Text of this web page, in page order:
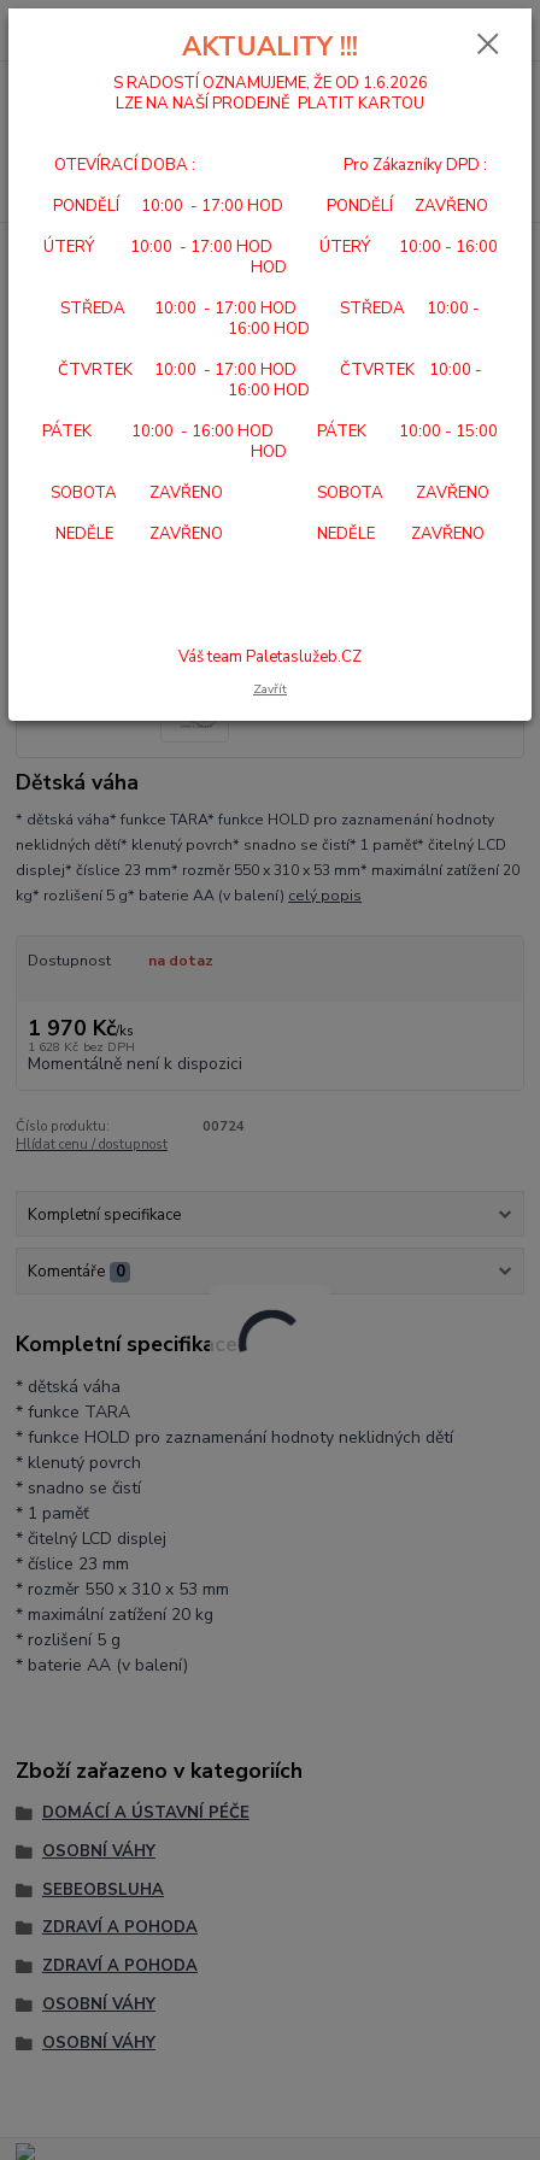
0,00 Kč
Úvod DOMÁCÍ A ÚSTAVNÍ PÉČE BEURER BY 80 Dětská váha
BEURER BY 80 Dětská váha
Dětská váha
* dětská váha* funkce TARA* funkce HOLD pro zaznamenání hodnoty
neklidných dětí* klenutý povrch* snadno se čistí* 1 paměť* čitelný LCD
displej* číslice 23 mm* rozměr 550 x 310 x 53 mm* maximální zatížení 20
kg* rozlišení 5 g* baterie AA (v balení) celý popis
Dostupnost na dotaz
1 970 Kč/ks
1 628 Kč bez DPH
Momentálně není k dispozici
Číslo produktu:
00724
Hlídat cenu / dostupnost
Kompletní specifikace
Komentáře 0
Kompletní specifikace
* dětská váha
* funkce TARA
* funkce HOLD pro zaznamenání hodnoty neklidných dětí
* klenutý povrch
* snadno se čistí
* 1 paměť
* čitelný LCD displej
* číslice 23 mm
* rozměr 550 x 310 x 53 mm
* maximální zatížení 20 kg
* rozlišení 5 g
* baterie AA (v balení)
Zboží zařazeno v kategoriích
DOMÁCÍ A ÚSTAVNÍ PÉČE
OSOBNÍ VÁHY
SEBEOBSLUHA
ZDRAVÍ A POHODA
ZDRAVÍ A POHODA
OSOBNÍ VÁHY
OSOBNÍ VÁHY
AKTUALITY !!!
S RADOSTÍ OZNAMUJEME, ŽE OD 1.6.2026
LZE NA NAŠÍ PRODEJNĚ PLATIT KARTOU
OTEVÍRACÍ DOBA : Pro Zákazníky DPD :
PONDĚLÍ 10:00 - 17:00 HOD PONDĚLÍ ZAVŘENO
ÚTERÝ 10:00 - 17:00 HOD ÚTERÝ 10:00 - 16:00
HOD
STŘEDA 10:00 - 17:00 HOD STŘEDA 10:00 -
16:00 HOD
ČTVRTEK 10:00 - 17:00 HOD ČTVRTEK 10:00 -
16:00 HOD
PÁTEK 10:00 - 16:00 HOD PÁTEK 10:00 - 15:00
HOD
SOBOTA ZAVŘENO SOBOTA ZAVŘENO
NEDĚLE ZAVŘENO NEDĚLE ZAVŘENO
Váš team Paletaslužeb.CZ
Zavřít